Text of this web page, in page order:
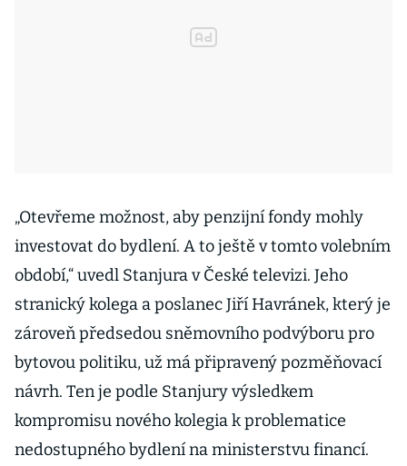
„Otevřeme možnost, aby penzijní fondy mohly
investovat do bydlení. A to ještě v tomto volebním
období,“ uvedl Stanjura v České televizi. Jeho
stranický kolega a poslanec Jiří Havránek, který je
zároveň předsedou sněmovního podvýboru pro
bytovou politiku, už má připravený pozměňovací
návrh. Ten je podle Stanjury výsledkem
kompromisu nového kolegia k problematice
nedostupného bydlení na ministerstvu financí.